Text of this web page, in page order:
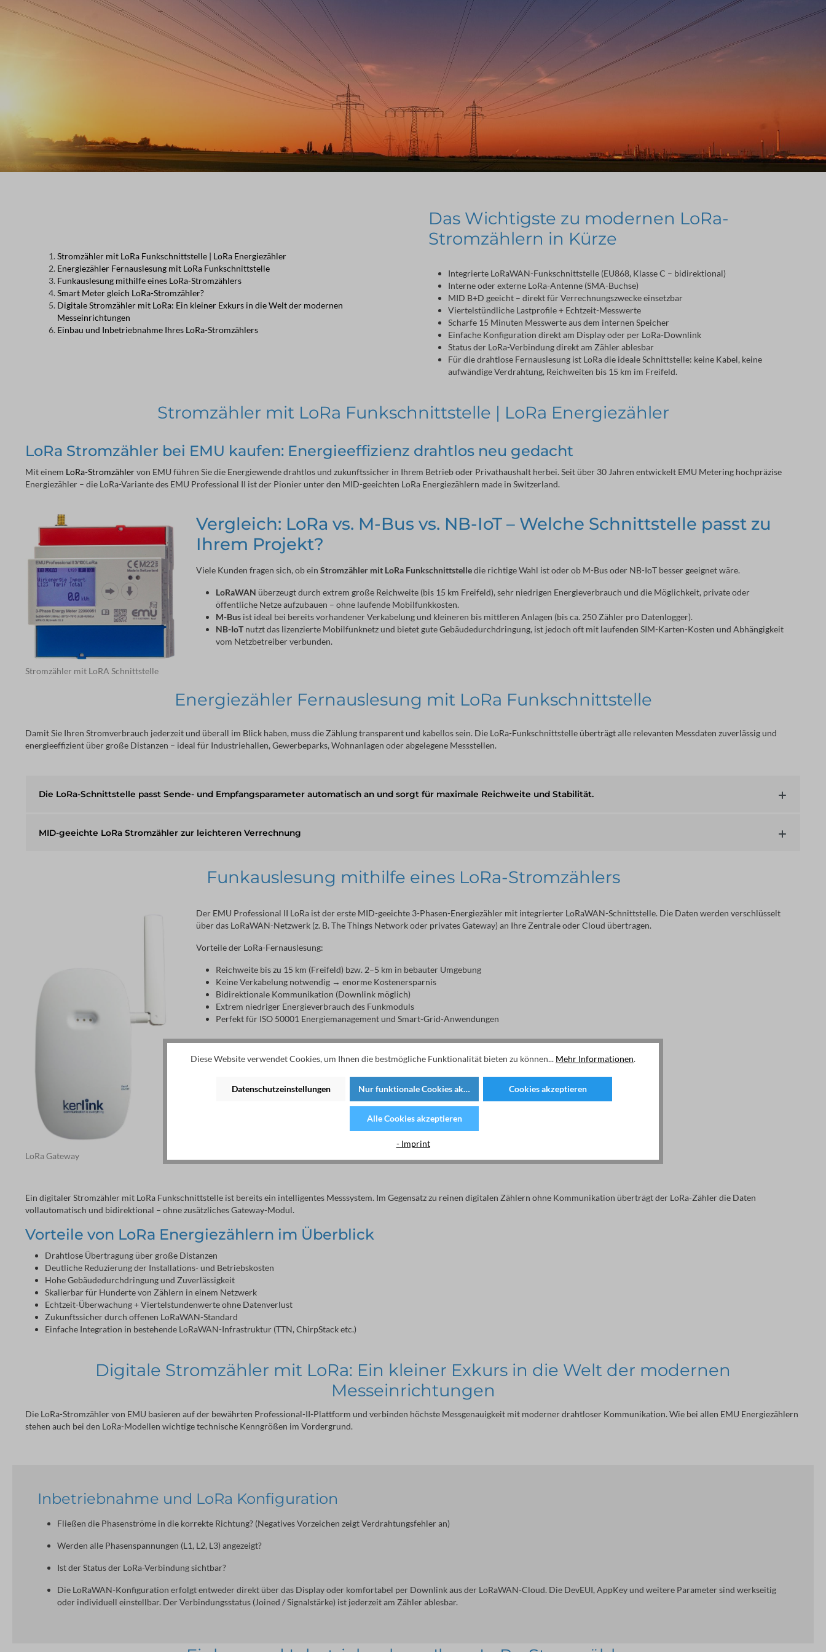
Stromzähler mit LoRa Funkschnittstelle | LoRa Energiezähler
Energiezähler Fernauslesung mit LoRa Funkschnittstelle
Funkauslesung mithilfe eines LoRa-Stromzählers
Smart Meter gleich LoRa-Stromzähler?
Digitale Stromzähler mit LoRa: Ein kleiner Exkurs in die Welt der modernen
Messeinrichtungen
Einbau und Inbetriebnahme Ihres LoRa-Stromzählers
Das Wichtigste zu modernen LoRa-
Stromzählern in Kürze
Integrierte LoRaWAN-Funkschnittstelle (EU868, Klasse C – bidirektional)
Interne oder externe LoRa-Antenne (SMA-Buchse)
MID B+D geeicht – direkt für Verrechnungszwecke einsetzbar
Viertelstündliche Lastprofile + Echtzeit-Messwerte
Scharfe 15 Minuten Messwerte aus dem internen Speicher
Einfache Konfiguration direkt am Display oder per LoRa-Downlink
Status der LoRa-Verbindung direkt am Zähler ablesbar
Für die drahtlose Fernauslesung ist LoRa die ideale Schnittstelle: keine Kabel, keine
aufwändige Verdrahtung, Reichweiten bis 15 km im Freifeld.
Stromzähler mit LoRa Funkschnittstelle | LoRa Energiezähler
LoRa Stromzähler bei EMU kaufen: Energieeffizienz drahtlos neu gedacht
Mit einem LoRa-Stromzähler von EMU führen Sie die Energiewende drahtlos und zukunftssicher in Ihrem Betrieb oder Privathaushalt herbei. Seit über 30 Jahren entwickelt EMU Metering hochpräzise
Energiezähler – die LoRa-Variante des EMU Professional II ist der Pionier unter den MID-geeichten LoRa Energiezählern made in Switzerland.
Vergleich: LoRa vs. M-Bus vs. NB-IoT – Welche Schnittstelle passt zu
Ihrem Projekt?
Viele Kunden fragen sich, ob ein Stromzähler mit LoRa Funkschnittstelle die richtige Wahl ist oder ob M-Bus oder NB-IoT besser geeignet wäre.
LoRaWAN überzeugt durch extrem große Reichweite (bis 15 km Freifeld), sehr niedrigen Energieverbrauch und die Möglichkeit, private oder
öffentliche Netze aufzubauen – ohne laufende Mobilfunkkosten.
M-Bus ist ideal bei bereits vorhandener Verkabelung und kleineren bis mittleren Anlagen (bis ca. 250 Zähler pro Datenlogger).
NB-IoT nutzt das lizenzierte Mobilfunknetz und bietet gute Gebäudedurchdringung, ist jedoch oft mit laufenden SIM-Karten-Kosten und Abhängigkeit
vom Netzbetreiber verbunden.
Stromzähler mit LoRA Schnittstelle
Energiezähler Fernauslesung mit LoRa Funkschnittstelle
Damit Sie Ihren Stromverbrauch jederzeit und überall im Blick haben, muss die Zählung transparent und kabellos sein. Die LoRa-Funkschnittstelle überträgt alle relevanten Messdaten zuverlässig und
energieeffizient über große Distanzen – ideal für Industriehallen, Gewerbeparks, Wohnanlagen oder abgelegene Messstellen.
Die LoRa-Schnittstelle passt Sende- und Empfangsparameter automatisch an und sorgt für maximale Reichweite und Stabilität.
MID-geeichte LoRa Stromzähler zur leichteren Verrechnung
Funkauslesung mithilfe eines LoRa-Stromzählers
Der EMU Professional II LoRa ist der erste MID-geeichte 3-Phasen-Energiezähler mit integrierter LoRaWAN-Schnittstelle. Die Daten werden verschlüsselt
über das LoRaWAN-Netzwerk (z. B. The Things Network oder privates Gateway) an Ihre Zentrale oder Cloud übertragen.
Vorteile der LoRa-Fernauslesung:
Reichweite bis zu 15 km (Freifeld) bzw. 2–5 km in bebauter Umgebung
Keine Verkabelung notwendig → enorme Kostenersparnis
Bidirektionale Kommunikation (Downlink möglich)
Extrem niedriger Energieverbrauch des Funkmoduls
Perfekt für ISO 50001 Energiemanagement und Smart-Grid-Anwendungen
LoRa Gateway
Ein digitaler Stromzähler mit LoRa Funkschnittstelle ist bereits ein intelligentes Messsystem. Im Gegensatz zu reinen digitalen Zählern ohne Kommunikation überträgt der LoRa-Zähler die Daten
vollautomatisch und bidirektional – ohne zusätzliches Gateway-Modul.
Vorteile von LoRa Energiezählern im Überblick
Drahtlose Übertragung über große Distanzen
Deutliche Reduzierung der Installations- und Betriebskosten
Hohe Gebäudedurchdringung und Zuverlässigkeit
Skalierbar für Hunderte von Zählern in einem Netzwerk
Echtzeit-Überwachung + Viertelstundenwerte ohne Datenverlust
Zukunftssicher durch offenen LoRaWAN-Standard
Einfache Integration in bestehende LoRaWAN-Infrastruktur (TTN, ChirpStack etc.)
Digitale Stromzähler mit LoRa: Ein kleiner Exkurs in die Welt der modernen
Messeinrichtungen
Die LoRa-Stromzähler von EMU basieren auf der bewährten Professional-II-Plattform und verbinden höchste Messgenauigkeit mit moderner drahtloser Kommunikation. Wie bei allen EMU Energiezählern
stehen auch bei den LoRa-Modellen wichtige technische Kenngrößen im Vordergrund.
Inbetriebnahme und LoRa Konfiguration
Fließen die Phasenströme in die korrekte Richtung? (Negatives Vorzeichen zeigt Verdrahtungsfehler an)
Werden alle Phasenspannungen (L1, L2, L3) angezeigt?
Ist der Status der LoRa-Verbindung sichtbar?
Die LoRaWAN-Konfiguration erfolgt entweder direkt über das Display oder komfortabel per Downlink aus der LoRaWAN-Cloud. Die DevEUI, AppKey und weitere Parameter sind werkseitig
oder individuell einstellbar. Der Verbindungsstatus (Joined / Signalstärke) ist jederzeit am Zähler ablesbar.
Diese Website verwendet Cookies, um Ihnen die bestmögliche Funktionalität bieten zu können... Mehr Informationen.
Datenschutzeinstellungen Nur funktionale Cookies akzeptieren Cookies akzeptieren
Alle Cookies akzeptieren
- Imprint